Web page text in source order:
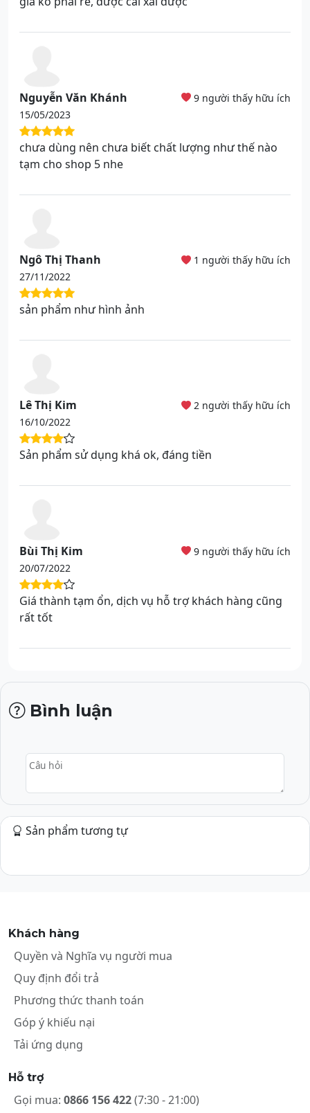
Nguyễn Văn Khánh
15/05/2023
9 người thấy hữu ích
chưa dùng nên chưa biết chất lượng như thế nào
tạm cho shop 5 nhe
Ngô Thị Thanh
27/11/2022
1 người thấy hữu ích
sản phẩm như hình ảnh
Lê Thị Kim
16/10/2022
2 người thấy hữu ích
Sản phẩm sử dụng khá ok, đáng tiền
Bùi Thị Kim
20/07/2022
9 người thấy hữu ích
Giá thành tạm ổn, dịch vụ hỗ trợ khách hàng cũng
rất tốt
Bình luận
Câu hỏi
Sản phẩm tương tự
Khách hàng
Quyền và Nghĩa vụ người mua
Quy định đổi trả
Phương thức thanh toán
Góp ý khiếu nại
Tải ứng dụng
Hỗ trợ
Gọi mua: 0866 156 422(7:30 - 21:00)